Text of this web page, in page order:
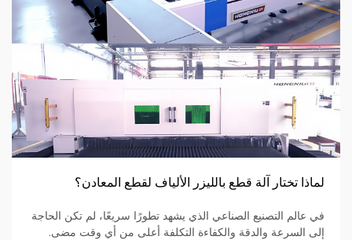
لماذا تختار آلة قطع بالليزر الألياف لقطع المعادن؟
في عالم التصنيع الصناعي الذي يشهد تطورًا سريعًا، لم تكن الحاجة
إلى السرعة والدقة والكفاءة التكلفة أعلى من أي وقت مضى.